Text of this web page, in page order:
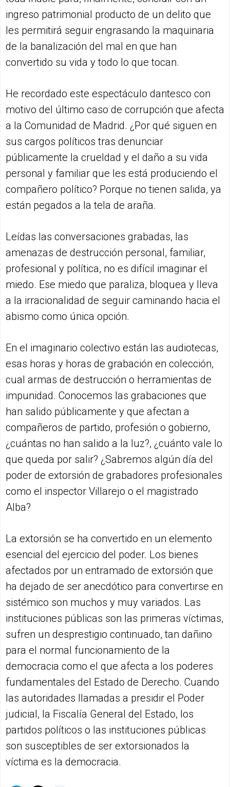
ingreso patrimonial producto de un delito que
les permitirá seguir engrasando la maquinaria
de la banalización del mal en que han
convertido su vida y todo lo que tocan.
He recordado este espectáculo dantesco con
motivo del último caso de corrupción que afecta
a la Comunidad de Madrid. ¿Por qué siguen en
sus cargos políticos tras denunciar
públicamente la crueldad y el daño a su vida
personal y familiar que les está produciendo el
compañero político? Porque no tienen salida, ya
están pegados a la tela de araña.
Leídas las conversaciones grabadas, las
amenazas de destrucción personal, familiar,
profesional y política, no es difícil imaginar el
miedo. Ese miedo que paraliza, bloquea y lleva
a la irracionalidad de seguir caminando hacia el
abismo como única opción.
En el imaginario colectivo están las audiotecas,
esas horas y horas de grabación en colección,
cual armas de destrucción o herramientas de
impunidad. Conocemos las grabaciones que
han salido públicamente y que afectan a
compañeros de partido, profesión o gobierno,
¿cuántas no han salido a la luz?, ¿cuánto vale lo
que queda por salir? ¿Sabremos algún día del
poder de extorsión de grabadores profesionales
como el inspector Villarejo o el magistrado
Alba?
La extorsión se ha convertido en un elemento
esencial del ejercicio del poder. Los bienes
afectados por un entramado de extorsión que
ha dejado de ser anecdótico para convertirse en
sistémico son muchos y muy variados. Las
instituciones públicas son las primeras víctimas,
sufren un desprestigio continuado, tan dañino
para el normal funcionamiento de la
democracia como el que afecta a los poderes
fundamentales del Estado de Derecho. Cuando
las autoridades llamadas a presidir el Poder
judicial, la Fiscalía General del Estado, los
partidos políticos o las instituciones públicas
son susceptibles de ser extorsionados la
víctima es la democracia.